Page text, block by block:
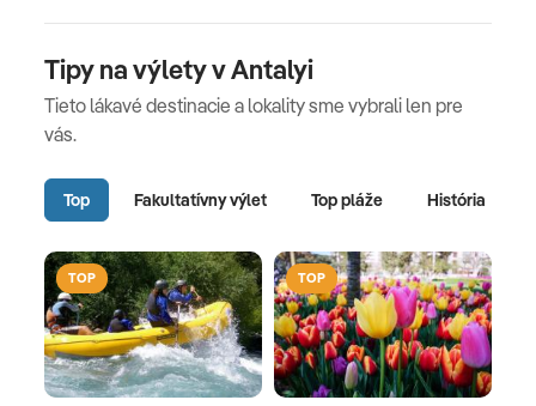
Tipy na výlety v Antalyi
Tieto lákavé destinacie a lokality sme vybrali len pre
vás.
Top Fakultatívny výlet Top pláže História
TOP TOP